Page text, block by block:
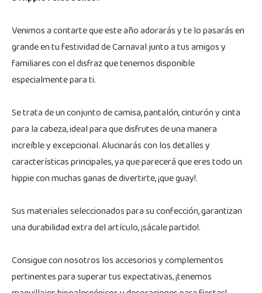
Venimos a contarte que este año adorarás y te lo pasarás en
grande en tu festividad de Carnaval junto a tus amigos y
familiares con el disfraz que tenemos disponible
especialmente para ti.
Se trata de un conjunto de camisa, pantalón, cinturón y cinta
para la cabeza, ideal para que disfrutes de una manera
increíble y excepcional. Alucinarás con los detalles y
características principales, ya que parecerá que eres todo un
hippie con muchas ganas de divertirte, ¡que guay!.
Sus materiales seleccionados para su confección, garantizan
una durabilidad extra del artículo, ¡sácale partido!.
Consigue con nosotros los accesorios y complementos
pertinentes para superar tus expectativas, ¡tenemos